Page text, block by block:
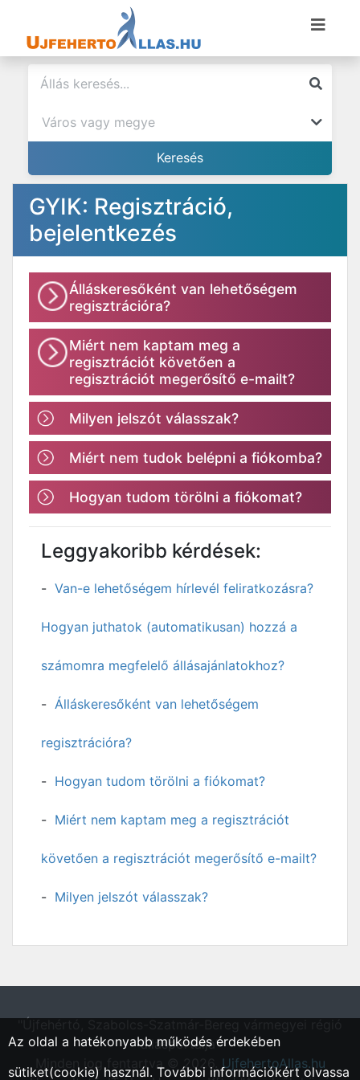
GYIK: Regisztráció,
bejelentkezés
Álláskeresőként van lehetőségem
regisztrációra?
Miért nem kaptam meg a
regisztrációt követően a
regisztrációt megerősítő e-mailt?
Milyen jelszót válasszak?
Miért nem tudok belépni a fiókomba?
Hogyan tudom törölni a fiókomat?
Leggyakoribb kérdések:
Van-e lehetőségem hírlevél feliratkozásra?
Hogyan juthatok (automatikusan) hozzá a
számomra megfelelő állásajánlatokhoz?
Álláskeresőként van lehetőségem
regisztrációra?
Hogyan tudom törölni a fiókomat?
Miért nem kaptam meg a regisztrációt
követően a regisztrációt megerősítő e-mailt?
Milyen jelszót válasszak?
állásportálja"
Minden jog fentartva © 2026. UjfehertoAllas.hu
Az oldal a hatékonyabb működés érdekében
sütiket(cookie) használ. További információkért olvassa